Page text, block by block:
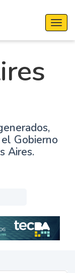
Gobierno
Aires.